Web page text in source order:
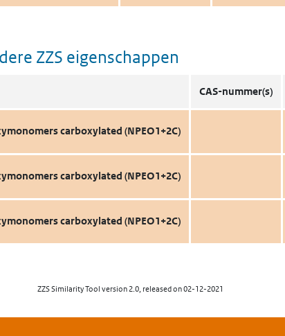
ZZS eigenschappen
CAS-nummer(s)
carboxylated (NPEO1+2C)
carboxylated (NPEO1+2C)
carboxylated (NPEO1+2C)
ZZS Similarity Tool version 2.0, released on 02-12-2021